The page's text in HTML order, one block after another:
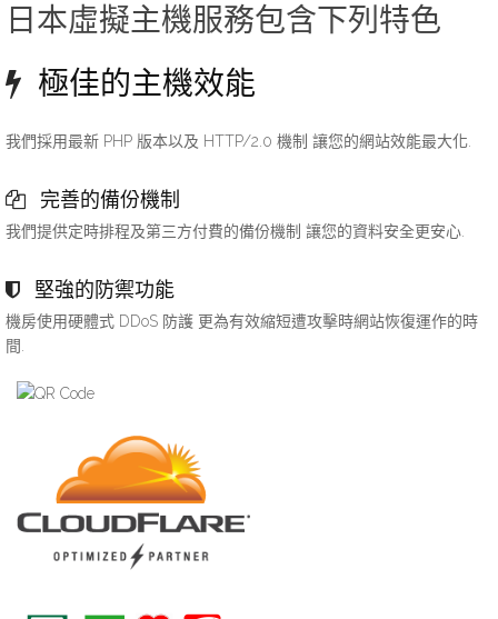
日本虛擬主機服務包含下列特色
極佳的主機效能
我們採用最新 PHP 版本以及 HTTP/2.0 機制 讓您的網站效能最大化.
完善的備份機制
我們提供定時排程及第三方付費的備份機制 讓您的資料安全更安心.
堅強的防禦功能
機房使用硬體式 DDoS 防護 更為有效縮短遭攻擊時網站恢復運作的時
間.